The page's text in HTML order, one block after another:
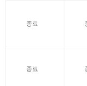
종료
종료